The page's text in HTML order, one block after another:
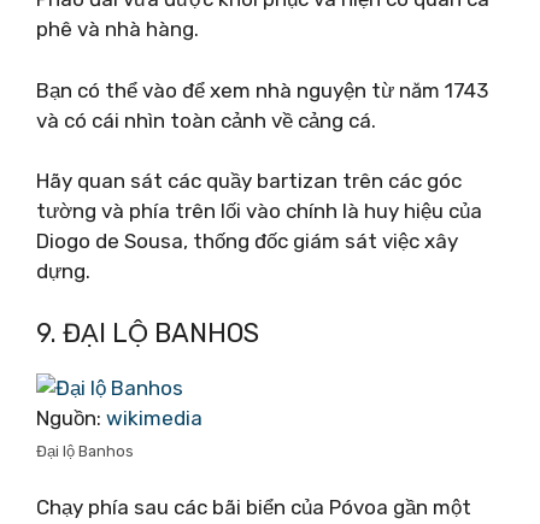
phê và nhà hàng.
Bạn có thể vào để xem nhà nguyện từ năm 1743
và có cái nhìn toàn cảnh về cảng cá.
Hãy quan sát các quầy bartizan trên các góc
tường và phía trên lối vào chính là huy hiệu của
Diogo de Sousa, thống đốc giám sát việc xây
dựng.
9. ĐẠI LỘ BANHOS
Nguồn: wikimedia
Đại lộ Banhos
Chạy phía sau các bãi biển của Póvoa gần một